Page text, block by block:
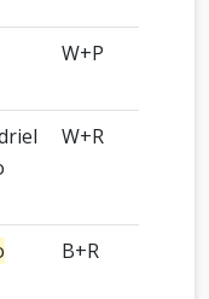
W+P
W+R
B+R